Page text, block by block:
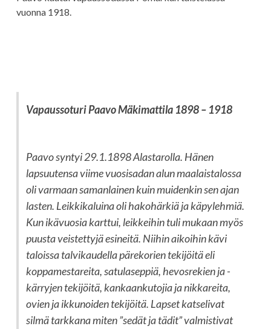
vuonna 1918.
Vapaussoturi Paavo Mäkimattila 1898 – 1918
Paavo syntyi 29.1.1898 Alastarolla. Hänen
lapsuutensa viime vuosisadan alun maalaistalossa
oli varmaan samanlainen kuin muidenkin sen ajan
lasten. Leikkikaluina oli hakohärkiä ja käpylehmiä.
Kun ikävuosia karttui, leikkeihin tuli mukaan myös
puusta veistettyjä esineitä. Niihin aikoihin kävi
taloissa talvikaudella pärekorien tekijöitä eli
koppamestareita, satulaseppiä, hevosrekien ja -
kärryjen tekijöitä, kankaankutojia ja nikkareita,
ovien ja ikkunoiden tekijöitä. Lapset katselivat
silmä tarkkana miten ”sedät ja tädit” valmistivat